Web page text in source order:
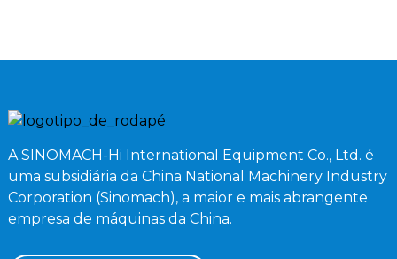
A SINOMACH-Hi International Equipment Co., Ltd. é
uma subsidiária da China National Machinery Industry
Corporation (Sinomach), a maior e mais abrangente
empresa de máquinas da China.